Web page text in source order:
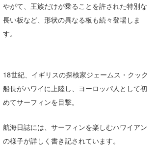
やがて、王族だけが乗ることを許された特別な
長い板など、形状の異なる板も続々登場しま
す。
18世紀、イギリスの探検家ジェームス・クック
船長がハワイに上陸し、ヨーロッパ人として初
めてサーフィンを目撃。
航海日誌には、サーフィンを楽しむハワイアン
の様子が詳しく書き記されています。
YUKI☆
まっきー
三輪予報士
上田純子